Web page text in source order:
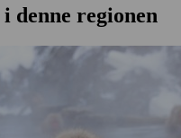
denne regionen